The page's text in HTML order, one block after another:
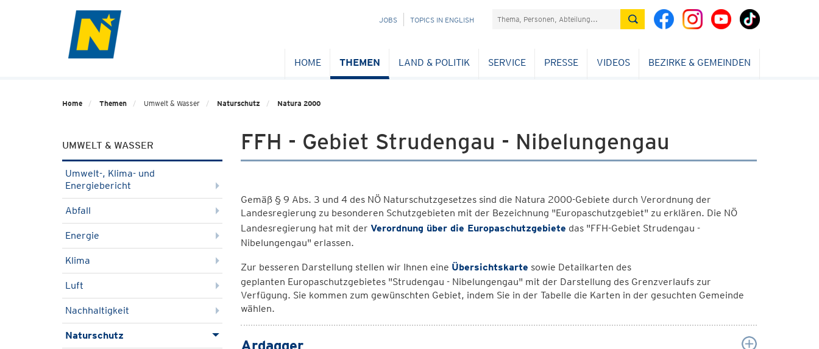
NAVIGATION
JOBS TOPICS IN ENGLISH Suchefeld
HOME THEMEN LAND & POLITIK SERVICE PRESSE VIDEOS BEZIRKE & GEMEINDEN
Home Themen Umwelt & Wasser Naturschutz Natura 2000
UMWELT & WASSER
Umwelt-, Klima- und
Energiebericht
Abfall
Energie
Klima
Luft
Nachhaltigkeit
Naturschutz
FFH - Gebiet Strudengau - Nibelungengau
Gemäß § 9 Abs. 3 und 4 des NÖ Naturschutzgesetzes sind die Natura 2000-Gebiete durch Verordnung der
Landesregierung zu besonderen Schutzgebieten mit der Bezeichnung "Europaschutzgebiet" zu erklären. Die NÖ
Landesregierung hat mit der Verordnung über die Europaschutzgebiete das "FFH-Gebiet Strudengau -
Nibelungengau" erlassen.
Zur besseren Darstellung stellen wir Ihnen eine Übersichtskarte sowie Detailkarten des
geplanten Europaschutzgebietes "Strudengau - Nibelungengau" mit der Darstellung des Grenzverlaufs zur
Verfügung. Sie kommen zum gewünschten Gebiet, indem Sie in der Tabelle die Karten in der gesuchten Gemeinde
wählen.